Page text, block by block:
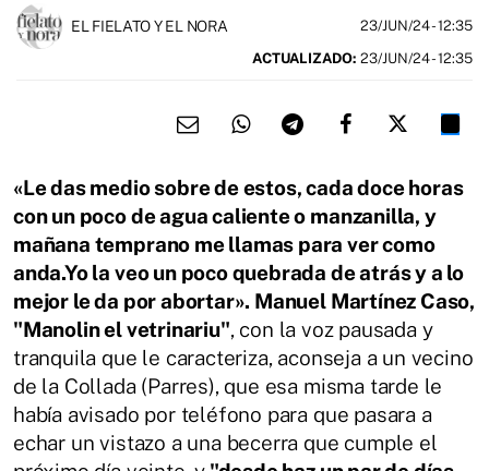
EL FIELATO Y EL NORA 23/JUN/24- 12:35
ACTUALIZADO: 23/JUN/24 - 12:35
«Le das medio sobre de estos, cada doce horas
con un poco de agua caliente o manzanilla, y
mañana temprano me llamas para ver como
anda.Yo la veo un poco quebrada de atrás y a lo
mejor le da por abortar». Manuel Martínez Caso,
"Manolin el vetrinariu", con la voz pausada y
tranquila que le caracteriza, aconseja a un vecino
de la Collada (Parres), que esa misma tarde le
había avisado por teléfono para que pasara a
echar un vistazo a una becerra que cumple el